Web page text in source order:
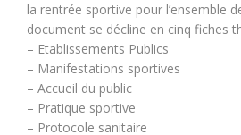
la rentrée sportive pour l’ensemble
document se décline en cinq fiches
– Etablissements Publics
– Manifestations sportives
– Accueil du public
– Pratique sportive
– Protocole sanitaire